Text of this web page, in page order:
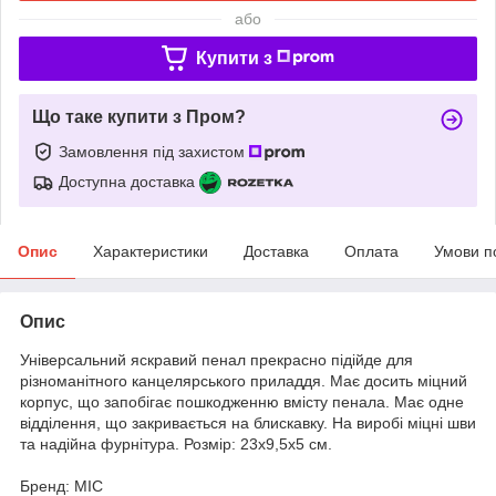
або
Купити з
Що таке купити з Пром?
Замовлення під захистом
Доступна доставка
Опис Характеристики Доставка Оплата Умови
Опис
Універсальний яскравий пенал прекрасно підійде для
різноманітного канцелярського приладдя. Має досить міцний
корпус, що запобігає пошкодженню вмісту пенала. Має одне
відділення, що закривається на блискавку. На виробі міцні шви
та надійна фурнітура. Розмір: 23х9,5х5 см.
Бренд: MIC